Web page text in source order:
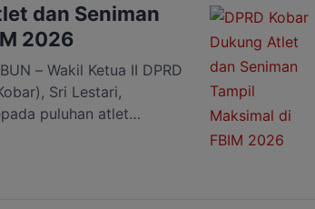
dan Seniman
2026
– Wakil Ketua II DPRD
Sri Lestari,
puluhan atlet
akan mewakili Kobar
(FBIM) 2026 di
keikutsertaan